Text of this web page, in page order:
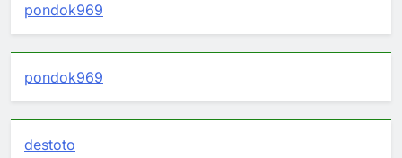
pondok969
pondok969
destoto